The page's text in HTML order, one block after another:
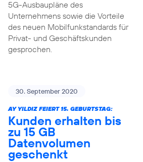
5G-Ausbaupläne des
Unternehmens sowie die Vorteile
des neuen Mobilfunkstandards für
Privat- und Geschäftskunden
gesprochen.
30. September 2020
AY YILDIZ FEIERT 15. GEBURTSTAG:
Kunden erhalten bis
zu 15 GB
Datenvolumen
geschenkt